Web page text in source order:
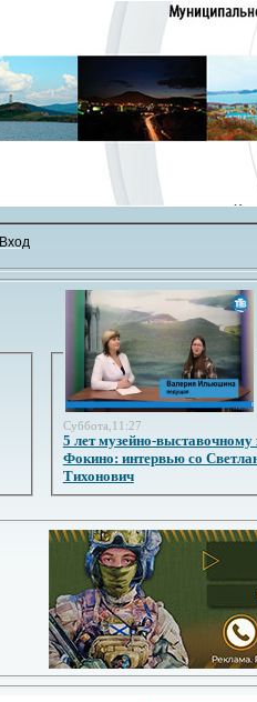
Вход
Суббота,11:27
5 лет музейно-выставочному
Фокино: интервью со
Тихонович